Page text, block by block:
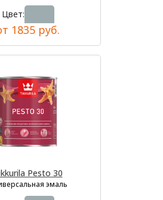
Цвет:
1835 руб.
Pesto 30
эмаль